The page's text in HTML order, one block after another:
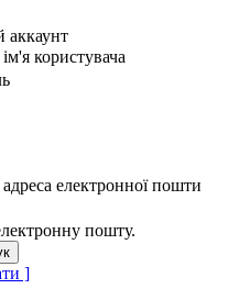
аккаунт
користувача
електронної пошти
пошту.
]